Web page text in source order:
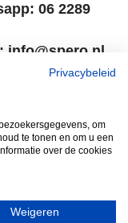
06 2289
info@spero.nl
Privacybeleid
om
te tonen en om u een
over de cookies
Weigeren